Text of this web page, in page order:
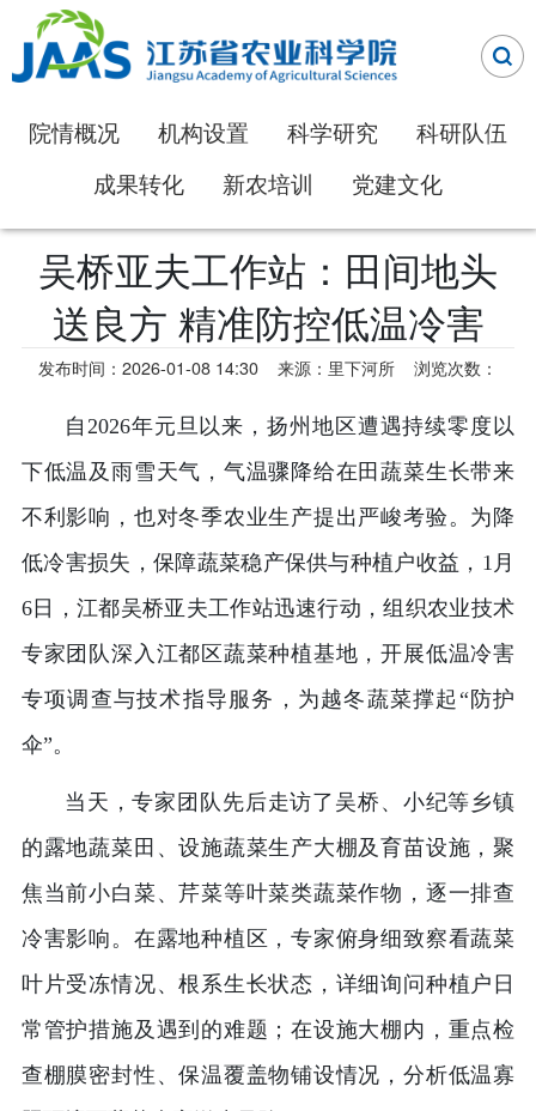
院情概况 机构设置 科学研究
科研队伍
成果转化
新农培训 党建文化
吴桥亚夫工作站：田间地头
送良方 精准防控低温冷害
发布时间：2026-01-08 14:30 来源：里下河所 浏览次数：
自2026年元旦以来，扬州地区遭遇持续零度以
下低温及雨雪天气，气温骤降给在田蔬菜生长带来
不利影响，也对冬季农业生产提出严峻考验。为降
低冷害损失，保障蔬菜稳产保供与种植户收益，1月
6日，江都吴桥亚夫工作站迅速行动，组织农业技术
专家团队深入江都区蔬菜种植基地，开展低温冷害
专项调查与技术指导服务，为越冬蔬菜撑起“防护
伞”。
当天，专家团队先后走访了吴桥、小纪等乡镇
的露地蔬菜田、设施蔬菜生产大棚及育苗设施，聚
焦当前小白菜、芹菜等叶菜类蔬菜作物，逐一排查
冷害影响。在露地种植区，专家俯身细致察看蔬菜
叶片受冻情况、根系生长状态，详细询问种植户日
常管护措施及遇到的难题；在设施大棚内，重点检
查棚膜密封性、保温覆盖物铺设情况，分析低温寡